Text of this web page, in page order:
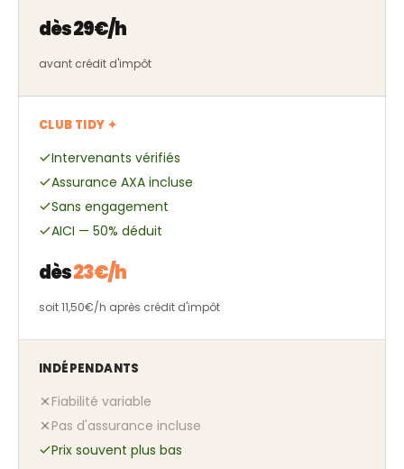
dès 29€/h
avant crédit d'impôt
CLUB TIDY ✦
Intervenants vérifiés
Assurance AXA incluse
Sans engagement
AICI — 50% déduit
dès23€/h
soit 11,50€/h après crédit d'impôt
INDÉPENDANTS
Fiabilité variable
Pas d'assurance incluse
Prix souvent plus bas